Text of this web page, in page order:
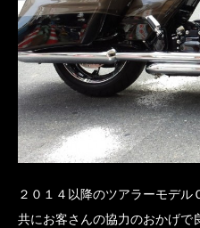
２０１４以降のツアラーモデル
共にお客さんの協力のおかげで